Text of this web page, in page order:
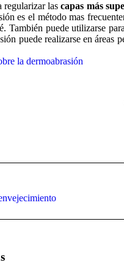
regularizar lascapas más
es el método mas
También puede utilizarse
puede realizarse en áreas
la dermoabrasión